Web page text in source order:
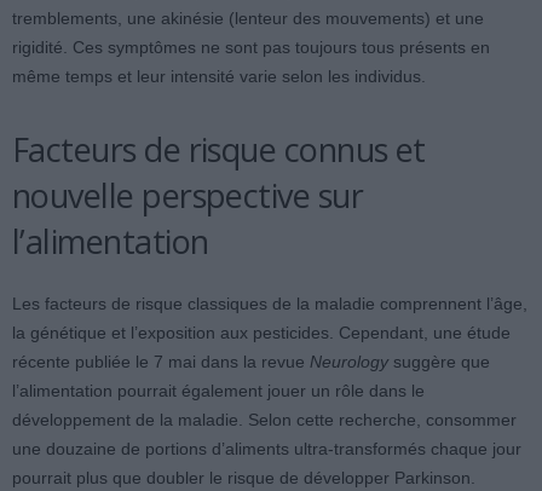
tremblements, une akinésie (lenteur des mouvements) et une
rigidité. Ces symptômes ne sont pas toujours tous présents en
même temps et leur intensité varie selon les individus.
Facteurs de risque connus et
nouvelle perspective sur
l’alimentation
Les facteurs de risque classiques de la maladie comprennent l’âge,
la génétique et l’exposition aux pesticides. Cependant, une étude
récente publiée le 7 mai dans la revue Neurology suggère que
l’alimentation pourrait également jouer un rôle dans le
développement de la maladie. Selon cette recherche, consommer
une douzaine de portions d’aliments ultra-transformés chaque jour
pourrait plus que doubler le risque de développer Parkinson.